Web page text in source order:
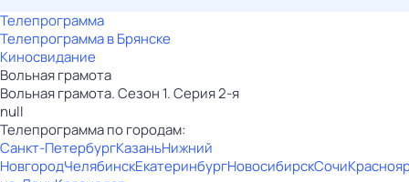
Телепрограмма
Телепрограмма в Брянске
Киносвидание
Вольная грамота
Вольная грамота. Сезон 1. Серия 2-я
null
Телепрограмма по городам:
Санкт-ПетербургКазаньНижний
НовгородЧелябинскЕкатеринбургНовосибирскСочи